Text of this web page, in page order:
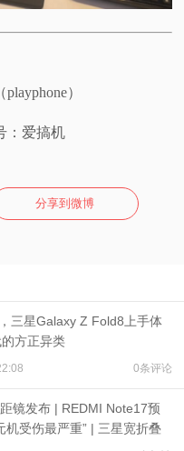
）
：爱搞机
分享到微博
三星Galaxy Z Fold8上手体
方正异类
0条评论
镜发布 | REDMI Note17预
机受伤最严重” | 三星宽折叠